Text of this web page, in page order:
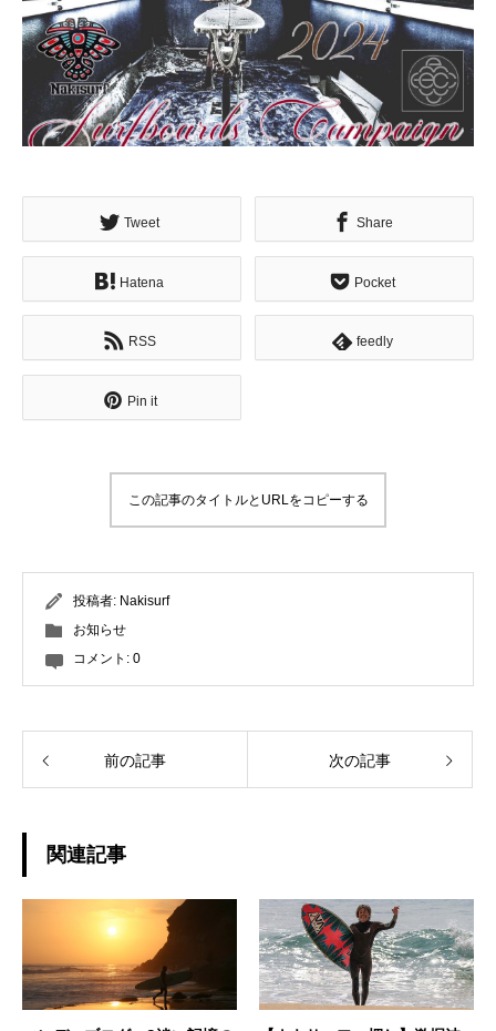
Tweet Share
Hatena Pocket
RSS feedly
Pin it
この記事のタイトルとURLをコピーする
投稿者: Nakisurf
お知らせ
コメント: 0
前の記事 次の記事
関連記事